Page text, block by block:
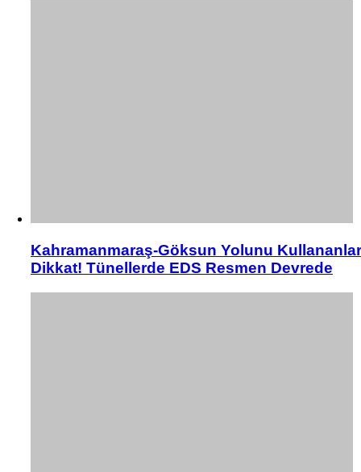
Kahramanmaraş-Göksun Yolunu Kullananlar
Dikkat! Tünellerde EDS Resmen Devrede